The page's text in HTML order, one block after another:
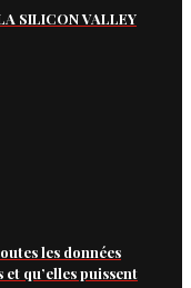
SILICON VALLEY
les données
qu’elles puissent